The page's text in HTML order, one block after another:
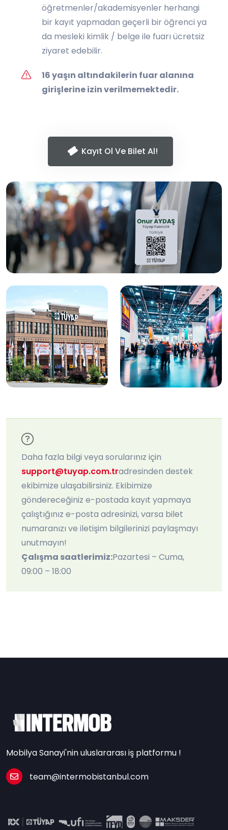
öğretmenler/akademisyenler herhangi
bir kayıt yapmadan geçerli bir öğrenci ya
da mesleki kimlik / belge ile fuarı ücretsiz
ziyaret edebilir.
16 yaşın altındakilerin fuar alanına
girişlerine izin verilmemektedir.
Kayıt Ol Ve Bilet Al!
Daha fazla bilgi veya sorularınız için
support@tuyap.com.tradresinden destek
ekibimize ulaşabilirsiniz. Ekibimize
göndereceğiniz e-postada kayıt yapmaya
çalıştığınız e-posta adresinizi, varsa bilet
numaranızı ve iletişim bilgilerinizi paylaşmayı
unutmayın!
Çalışma saatlerimiz:Pazartesi – Cuma,
09:00 – 18:00
Mobilya Sanayi'nin uluslararası iş platformu !
team@intermobistanbul.com